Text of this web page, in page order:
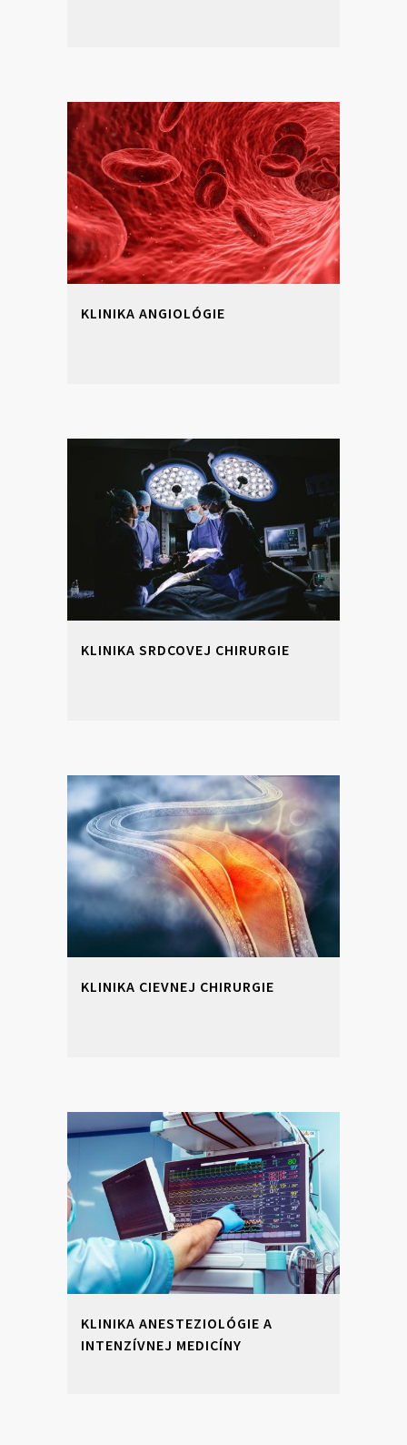
KLINIKA ANGIOLÓGIE
KLINIKA SRDCOVEJ CHIRURGIE
KLINIKA CIEVNEJ CHIRURGIE
KLINIKA ANESTEZIOLÓGIE A
INTENZÍVNEJ MEDICÍNY